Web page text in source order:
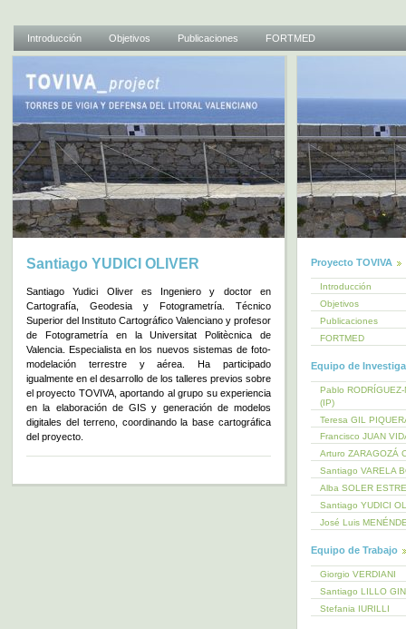
Introducción Objetivos Publicaciones FORTMED
Santiago YUDICI OLIVER
Santiago Yudici Oliver es Ingeniero y doctor en
Cartografía, Geodesia y Fotogrametría. Técnico
Superior del Instituto Cartográfico Valenciano y profesor
de Fotogrametría en la Universitat Politècnica de
Valencia. Especialista en los nuevos sistemas de foto-
modelación terrestre y aérea. Ha participado
igualmente en el desarrollo de los talleres previos sobre
el proyecto TOVIVA, aportando al grupo su experiencia
en la elaboración de GIS y generación de modelos
digitales del terreno, coordinando la base cartográfica
del proyecto.
Proyecto TOVIVA
Introducción
Objetivos
Publicaciones
FORTMED
Equipo de
Pablo RODRÍGUEZ-
(IP)
Teresa GIL
Francisco JUAN
Arturo ZARAGOZÁ
Santiago VARELA
Alba SOLER
Santiago YUDICI
José Luis
Equipo de Trabajo
Giorgio VERDIANI
Santiago LILLO
Stefania IURILLI